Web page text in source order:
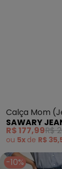
Calça Mom
com Bolsos e
Sawary
SAWARY
R$ 177,99R$
ou 5x de R$
-10%